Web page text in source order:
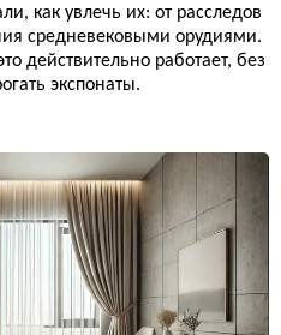
как увлечь их: от расследов
средневековыми орудиями.
действительно работает, без
экспонаты.